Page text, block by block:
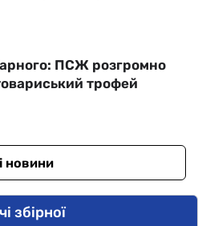
ПСЖ розгромно
трофей
новини
збірної